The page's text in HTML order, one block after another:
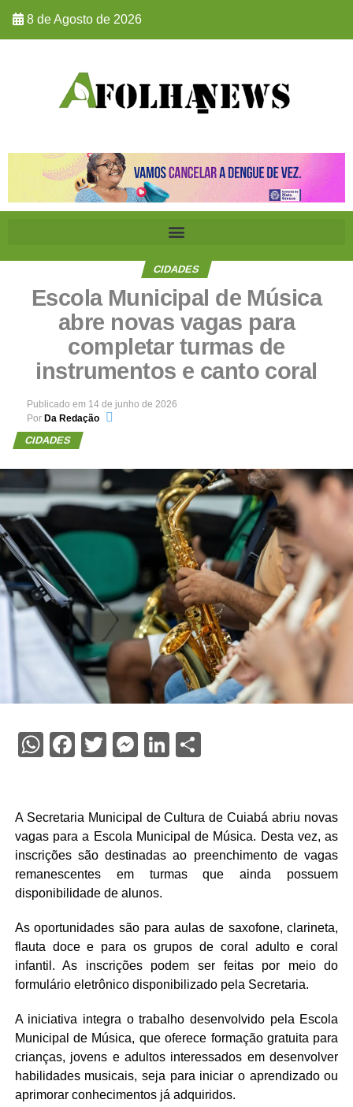
8 de Agosto de 2026
CIDADES
Escola Municipal de Música
abre novas vagas para
completar turmas de
instrumentos e canto coral
Publicado em 14 de junho de 2026
Por Da Redação
CIDADES
WhatsApp
Facebook
TwitterMessenger
LinkedIn
A Secretaria Municipal de Cultura de Cuiabá abriu novas
vagas para a Escola Municipal de Música. Desta vez, as
inscrições são destinadas ao preenchimento de vagas
remanescentes em turmas que ainda possuem
disponibilidade de alunos.
As oportunidades são para aulas de saxofone, clarineta,
flauta doce e para os grupos de coral adulto e coral
infantil. As inscrições podem ser feitas por meio do
formulário eletrônico disponibilizado pela Secretaria.
A iniciativa integra o trabalho desenvolvido pela Escola
Municipal de Música, que oferece formação gratuita para
crianças, jovens e adultos interessados em desenvolver
habilidades musicais, seja para iniciar o aprendizado ou
aprimorar conhecimentos já adquiridos.